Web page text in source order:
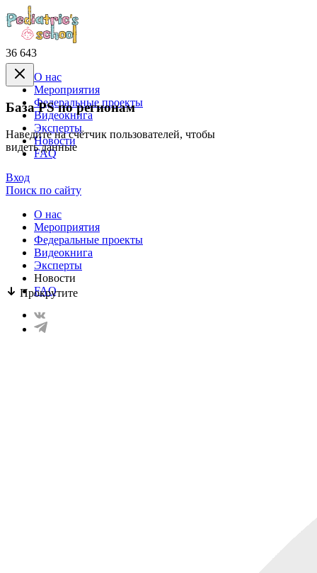
36 643
База PS по регионам
Наведите на счётчик пользователей, чтобы
видеть данные
Прокрутите
О нас
Mероприятия
Федеральные проекты
Видеокнига
Эксперты
Новости
FAQ
Вход
Поиск по сайту
О нас
Mероприятия
Федеральные проекты
Видеокнига
Эксперты
Новости
FAQ